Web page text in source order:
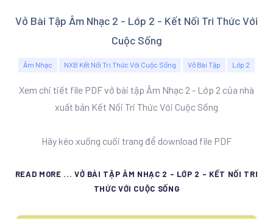
Vở Bài Tập Âm Nhạc 2 - Lớp 2 - Kết Nối Tri Thức Với
Cuộc Sống
Âm Nhạc NXB Kết Nối Tri Thức Với Cuộc Sống Vở Bài Tập Lớp 2
Xem chi tiết file PDF vở bài tập Âm Nhạc 2 - Lớp 2 của nhà
xuất bản Kết Nối Tri Thức Với Cuộc Sống
Hãy kéo xuống cuối trang để download file PDF
READ MORE ... VỞ BÀI TẬP ÂM NHẠC 2 - LỚP 2 - KẾT NỐI TRI
THỨC VỚI CUỘC SỐNG